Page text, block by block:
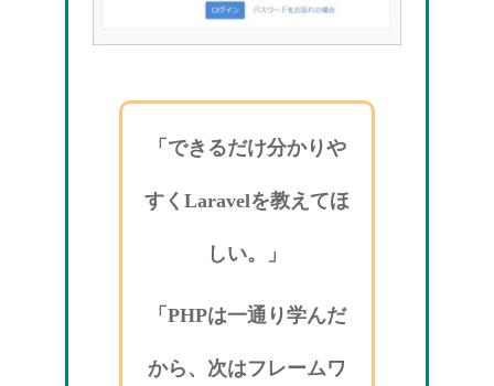
「できるだけ分かりや
すくLaravelを教えてほ
しい。」
「PHPは一通り学んだ
から、次はフレームワ